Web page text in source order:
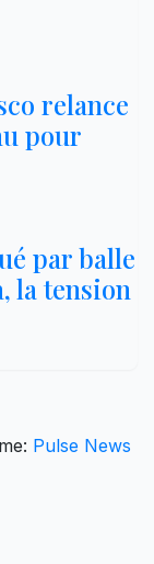
relance
pour
par balle
la tension
Pulse News